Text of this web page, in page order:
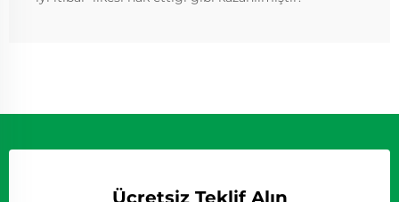
Ücretsiz Teklif Alın